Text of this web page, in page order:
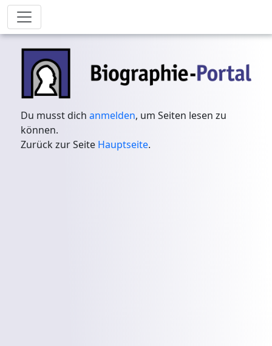
Du musst dichanmelden, um Seiten lesen zu
können.
Zurück zur Seite Hauptseite.